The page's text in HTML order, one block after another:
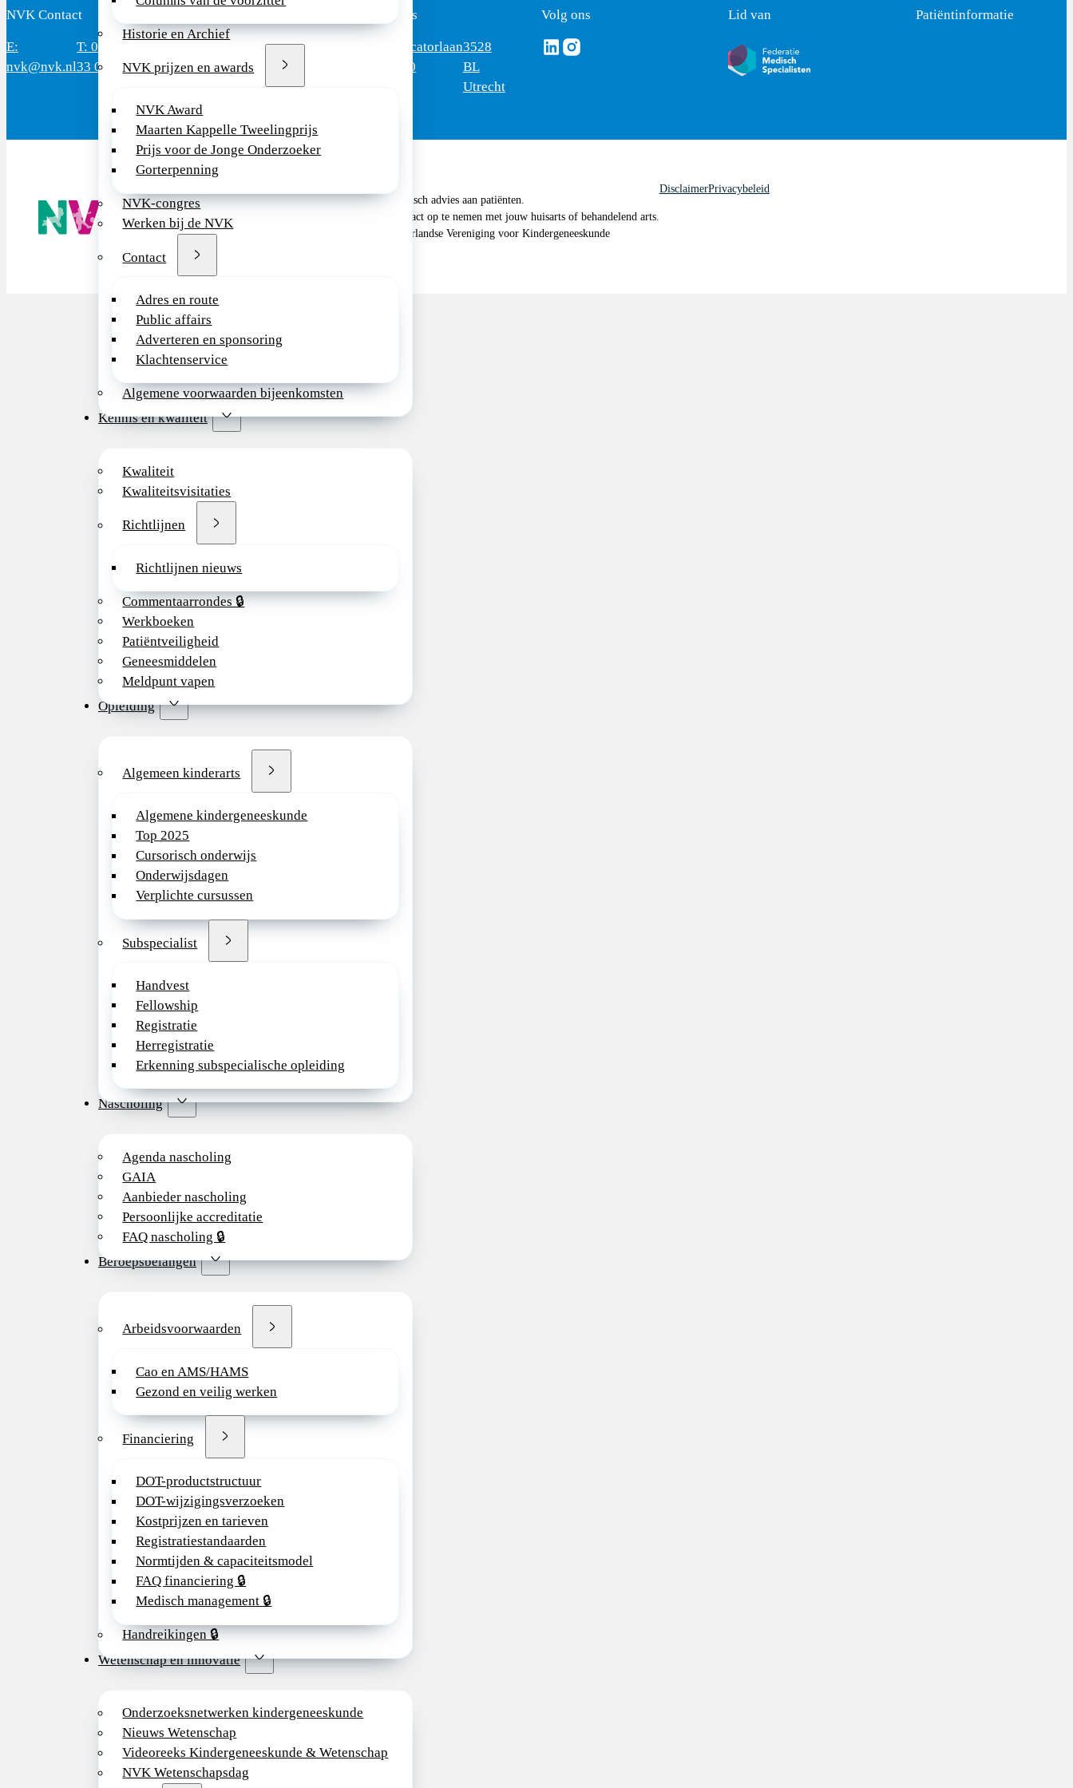
Historie en Archief
NVK prijzen en awards
NVK Award
Maarten Kappelle Tweelingprijs
Prijs voor de Jonge Onderzoeker
Gorterpenning
NVK-congres
Werken bij de NVK
Contact
Adres en route
Public affairs
Adverteren en sponsoring
Klachtenservice
Algemene voorwaarden bijeenkomsten
Kennis en kwaliteit
Kwaliteit
Kwaliteitsvisitaties
Richtlijnen
Richtlijnen nieuws
Commentaarrondes 🔒
Werkboeken
Patiëntveiligheid
Geneesmiddelen
Meldpunt vapen
Opleiding
Algemeen kinderarts
Algemene kindergeneeskunde
Top 2025
Cursorisch onderwijs
Onderwijsdagen
Verplichte cursussen
Subspecialist
Handvest
Fellowship
Registratie
Herregistratie
Erkenning subspecialische opleiding
Nascholing
Agenda nascholing
GAIA
Aanbieder nascholing
Persoonlijke accreditatie
FAQ nascholing 🔒
Beroepsbelangen
Arbeidsvoorwaarden
Cao en AMS/HAMS
Gezond en veilig werken
Financiering
DOT-productstructuur
DOT-wijzigingsverzoeken
Kostprijzen en tarieven
Registratiestandaarden
Normtijden & capaciteitsmodel
FAQ financiering 🔒
Medisch management 🔒
Handreikingen 🔒
Wetenschap en innovatie
Onderzoeksnetwerken kindergeneeskunde
Nieuws Wetenschap
Videoreeks Kindergeneeskunde & Wetenschap
NVK Wetenschapsdag
NVK Contact
E:
nvk@nvk.nl
T: 088 - 282
33 06
Bereikbaar: 8.30 - 17.00 uur
(werkdagen)
Bezoekadres
Mercatorlaan
1200
3528
BL
Utrecht
Volg ons
Volg ons via Linkedin
Volg ons via Instagram
Lid van Patiëntinformatie
De NVK geeft geen medisch advies aan patiënten.
Wij adviseren je om contact op te nemen met jouw huisarts of behandelend arts.
Copyright © 2026, Nederlandse Vereniging voor Kindergeneeskunde
DisclaimerPrivacybeleid